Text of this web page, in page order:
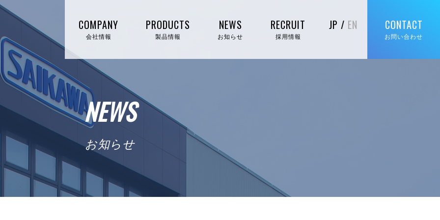
COMPANY
会社情報
PRODUCTS
製品情報
NEWS
お知らせ
RECRUIT
採用情報
JP / EN CONTACT
お問い合わせ
NEWS
お知らせ